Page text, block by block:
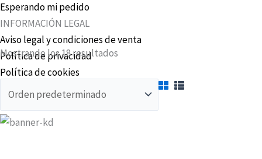
Mostrando los 18 resultados
Esperando mi pedido
INFORMACIÓN LEGAL
Aviso legal y condiciones de venta
Política de privacidad
Política de cookies
Copyright © 2022-2026